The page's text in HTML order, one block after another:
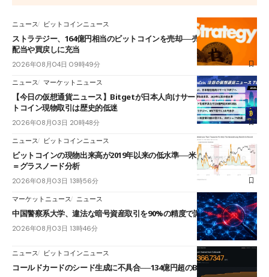
ニュース ビットコインニュース
ストラテジー、164億円相当のビットコインを売却──売却益は優先株の
配当や買戻しに充当
2026年08月04日 09時49分
ニュース マーケットニュース
【今日の仮想通貨ニュース】Bitgetが日本人向けサービス終了へ｜ビッ
トコイン現物取引は歴史的低迷
2026年08月03日 20時48分
ニュース ビットコインニュース
ビットコインの現物出来高が2019年以来の低水準──米国債に資金が流出
＝グラスノード分析
2026年08月03日 13時56分
マーケットニュース ニュース
中国警察系大学、違法な暗号資産取引を90%の精度で識別するAIを開発
2026年08月03日 13時46分
ニュース ビットコインニュース
コールドカードのシード生成に不具合──134億円超のBTCが流出